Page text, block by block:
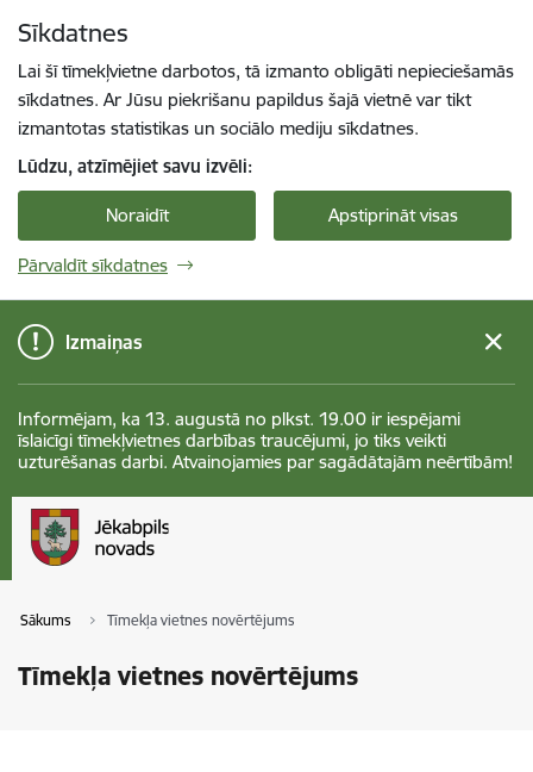
Sīkdatnes
Lai šī tīmekļvietne darbotos, tā izmanto obligāti nepieciešamās
sīkdatnes. Ar Jūsu piekrišanu papildus šajā vietnē var tikt
izmantotas statistikas un sociālo mediju sīkdatnes.
Lūdzu, atzīmējiet savu izvēli:
Noraidīt Apstiprināt visas
Pārvaldīt sīkdatnes
Izmaiņas
Informējam, ka 13. augustā no plkst. 19.00 ir iespējami
īslaicīgi tīmekļvietnes darbības traucējumi, jo tiks veikti
uzturēšanas darbi. Atvainojamies par sagādātajām neērtībām!
Sākums Tīmekļa vietnes novērtējums
Tīmekļa vietnes novērtējums